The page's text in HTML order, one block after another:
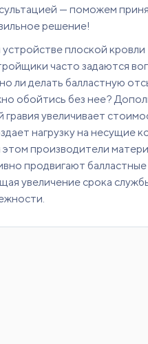
— поможем
решение!
плоской кровли
часто задаются
ли делать балластную
обойтись без нее?
гравия увеличивает
нагрузку на несущие
производители
продвигают
увеличение срока